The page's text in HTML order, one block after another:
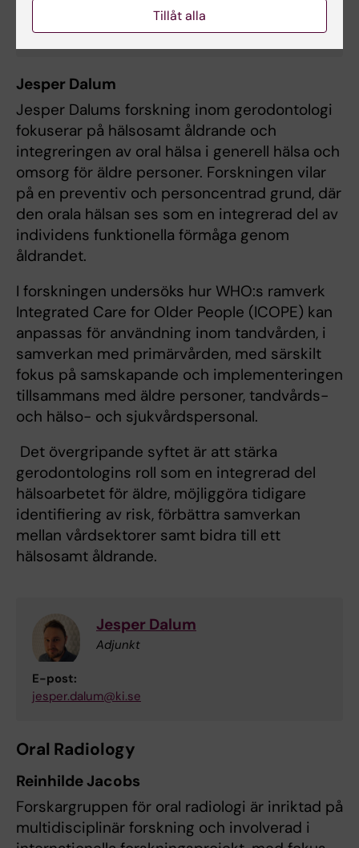
inger.wardh@ki.se
Jesper Dalum
Jesper Dalums forskning inom gerodontologi
fokuserar på hälsosamt åldrande och
integreringen av oral hälsa i generell hälsa och
omsorg för äldre personer. Forskningen vilar
på en preventiv och personcentrad grund, där
den orala hälsan ses som en integrerad del av
individens funktionella förmåga genom
åldrandet.
I forskningen undersöks hur WHO:s ramverk
Integrated Care for Older People (ICOPE) kan
anpassas för användning inom tandvården, i
samverkan med primärvården, med särskilt
fokus på samskapande och implementeringen
tillsammans med äldre personer, tandvårds-
och hälso- och sjukvårdspersonal.
Det övergripande syftet är att stärka
gerodontologins roll som en integrerad del
hälsoarbetet för äldre, möjliggöra tidigare
identifiering av risk, förbättra samverkan
mellan vårdsektorer samt bidra till ett
hälsosamt åldrande.
Jesper Dalum
Adjunkt
E-post:
jesper.dalum@ki.se
Oral Radiology
Reinhilde Jacobs
Forskargruppen för oral radiologi är inriktad på
multidisciplinär forskning och involverad i
Tillåt alla